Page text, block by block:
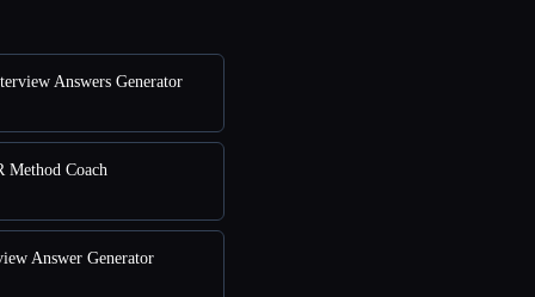
Answers Generator
Method Coach
Answer Generator